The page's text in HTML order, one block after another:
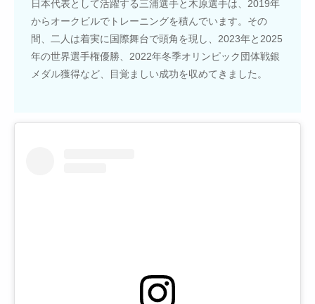
日本代表として活躍する三浦選手と木原選手は、2019年
からオークビルでトレーニングを積んでいます。その
間、二人は着実に国際舞台で頭角を現し、2023年と2025
年の世界選手権優勝、2022年冬季オリンピック団体戦銀
メダル獲得など、目覚ましい成功を収めてきました。